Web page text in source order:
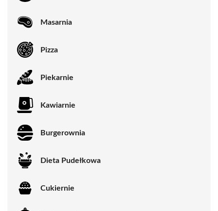
Masarnia
Pizza
Piekarnie
Kawiarnie
Burgerownia
Dieta Pudełkowa
Cukiernie